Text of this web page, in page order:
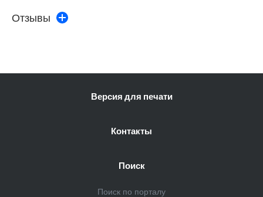
Отзывы
Версия для печати
Контакты
Поиск
Поиск по порталу